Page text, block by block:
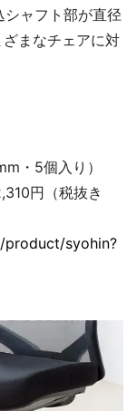
シャフト部が直径
まなチェアに対
・5個入り）
円（税抜き
product/syohin?